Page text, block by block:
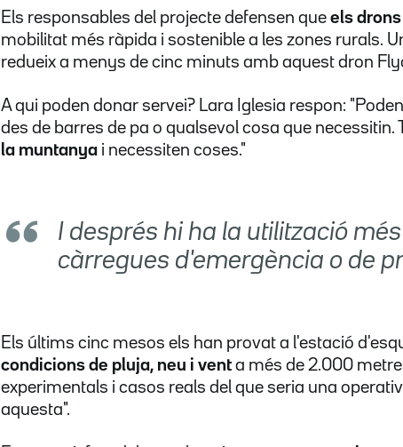
Els responsables del projecte defensen que els
mobilitat més ràpida i sostenible a les zones rurals.
redueix a menys de cinc minuts amb aquest dron
A qui poden donar servei? Lara Iglesia respon:
des de barres de pa o qualsevol cosa que necessitin.
la muntanya i necessiten coses."
I després hi ha la utilització
càrregues d'emergència o de
Els últims cinc mesos els han provat a l'estació
condicions de pluja, neu i vent a més de 2.000
experimentals i casos reals del que seria una
aquesta".